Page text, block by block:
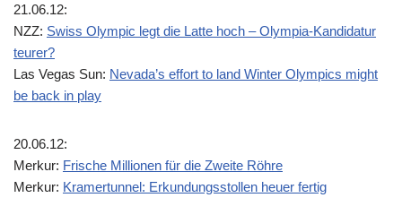
21.06.12:
NZZ: Swiss Olympic legt die Latte hoch – Olympia-Kandidatur
teurer?
Las Vegas Sun: Nevada’s effort to land Winter Olympics might
be back in play
20.06.12:
Merkur: Frische Millionen für die Zweite Röhre
Merkur: Kramertunnel: Erkundungsstollen heuer fertig